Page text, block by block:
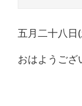
整
体
五月二十八日
おはようご